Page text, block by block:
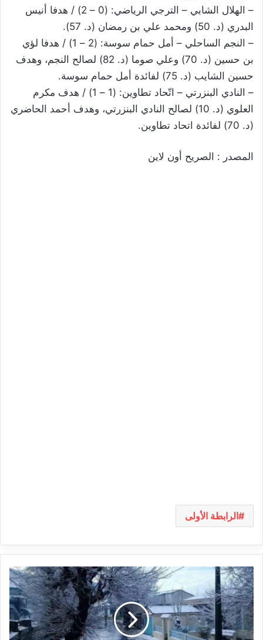
– الهلال الشابي – الترجي الرياضي: (0 – 2) / هدفا أنيس
البدري (د. 50) ومحمد علي بن رمضان (د. 57).
– النجم الساحلي – أمل حمام سوسة: (2 – 1) / هدفا لؤي
بن حسين (د. 70) وعلي صوما (د. 82) لصالح النجم، وهدف
حسين الشايب (د. 75) لفائدة أمل حمام سوسة.
– النادي البنزرتي – اتّحاد تطاوين: (1 – 1) / هدف مكرم
العلوي (د. 10) لصالح النادي البنزرتي، وهدف أحمد الحاضري
(د. 70) لفائدة اتحاد تطاوين.
المصدر : الصريح أون لاين
الرابطة الأولى
عين
دراهم:
تساقطات
ثلجية
كبيرة
تراوح